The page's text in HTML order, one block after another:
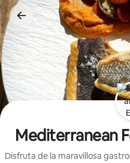
Ir
al
contenido
Mediterranean
Disfruta de la maravillosa